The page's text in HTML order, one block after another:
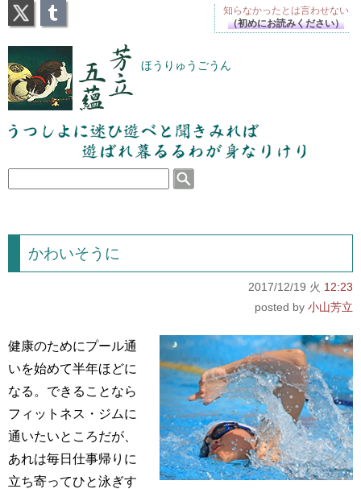
芳立五蘊 ほうりゅうごうん
うつしよに迷ひ遊べと聞きみれば遊ばれ暮るるわが
身なりけり
かわいそうに
2017/12/19 火 12:23
小山芳立
健康のためにプール通
いを始めて半年ほどに
なる。できることなら
フィットネス・ジムに
通いたいところだが、
あれは毎日仕事帰りに
立ち寄ってひと泳ぎす
知らなかったとは言わせない
（初めにお読みください）
X Tumblr